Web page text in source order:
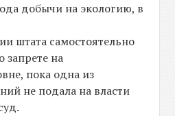
добычи на экологию, в
штата самостоятельно
на
пока одна из
не подала на власти